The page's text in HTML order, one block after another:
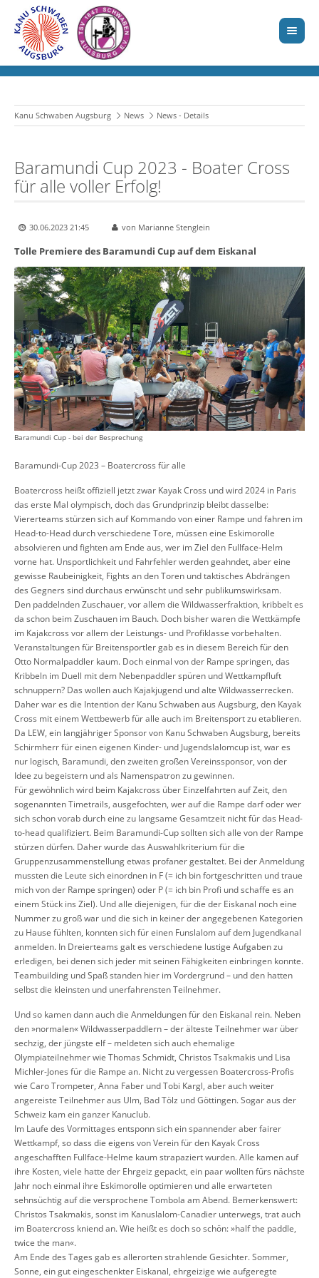
Kanu Schwaben Augsburg News News - Details
Baramundi Cup 2023 - Boater Cross
für alle voller Erfolg!
30.06.2023 21:45 von Marianne Stenglein
Tolle Premiere des Baramundi Cup auf dem Eiskanal
Baramundi Cup - bei der Besprechung
Baramundi-Cup 2023 – Boatercross für alle
Boatercross heißt offiziell jetzt zwar Kayak Cross und wird 2024 in Paris
das erste Mal olympisch, doch das Grundprinzip bleibt dasselbe:
Viererteams stürzen sich auf Kommando von einer Rampe und fahren im
Head-to-Head durch verschiedene Tore, müssen eine Eskimorolle
absolvieren und fighten am Ende aus, wer im Ziel den Fullface-Helm
vorne hat. Unsportlichkeit und Fahrfehler werden geahndet, aber eine
gewisse Raubeinigkeit, Fights an den Toren und taktisches Abdrängen
des Gegners sind durchaus erwünscht und sehr publikumswirksam.
Den paddelnden Zuschauer, vor allem die Wildwasserfraktion, kribbelt es
da schon beim Zuschauen im Bauch. Doch bisher waren die Wettkämpfe
im Kajakcross vor allem der Leistungs- und Profiklasse vorbehalten.
Veranstaltungen für Breitensportler gab es in diesem Bereich für den
Otto Normalpaddler kaum. Doch einmal von der Rampe springen, das
Kribbeln im Duell mit dem Nebenpaddler spüren und Wettkampfluft
schnuppern? Das wollen auch Kajakjugend und alte Wildwasserrecken.
Daher war es die Intention der Kanu Schwaben aus Augsburg, den Kayak
Cross mit einem Wettbewerb für alle auch im Breitensport zu etablieren.
Da LEW, ein langjähriger Sponsor von Kanu Schwaben Augsburg, bereits
Schirmherr für einen eigenen Kinder- und Jugendslalomcup ist, war es
nur logisch, Baramundi, den zweiten großen Vereinssponsor, von der
Idee zu begeistern und als Namenspatron zu gewinnen.
Für gewöhnlich wird beim Kajakcross über Einzelfahrten auf Zeit, den
sogenannten Timetrails, ausgefochten, wer auf die Rampe darf oder wer
sich schon vorab durch eine zu langsame Gesamtzeit nicht für das Head-
to-head qualifiziert. Beim Baramundi-Cup sollten sich alle von der Rampe
stürzen dürfen. Daher wurde das Auswahlkriterium für die
Gruppenzusammenstellung etwas profaner gestaltet. Bei der Anmeldung
mussten die Leute sich einordnen in F (= ich bin fortgeschritten und traue
mich von der Rampe springen) oder P (= ich bin Profi und schaffe es an
einem Stück ins Ziel). Und alle diejenigen, für die der Eiskanal noch eine
Nummer zu groß war und die sich in keiner der angegebenen Kategorien
zu Hause fühlten, konnten sich für einen Funslalom auf dem Jugendkanal
anmelden. In Dreierteams galt es verschiedene lustige Aufgaben zu
erledigen, bei denen sich jeder mit seinen Fähigkeiten einbringen konnte.
Teambuilding und Spaß standen hier im Vordergrund – und den hatten
selbst die kleinsten und unerfahrensten Teilnehmer.
Und so kamen dann auch die Anmeldungen für den Eiskanal rein. Neben
den »normalen« Wildwasserpaddlern – der älteste Teilnehmer war über
sechzig, der jüngste elf – meldeten sich auch ehemalige
Olympiateilnehmer wie Thomas Schmidt, Christos Tsakmakis und Lisa
Michler-Jones für die Rampe an. Nicht zu vergessen Boatercross-Profis
wie Caro Trompeter, Anna Faber und Tobi Kargl, aber auch weiter
angereiste Teilnehmer aus Ulm, Bad Tölz und Göttingen. Sogar aus der
Schweiz kam ein ganzer Kanuclub.
Im Laufe des Vormittages entsponn sich ein spannender aber fairer
Wettkampf, so dass die eigens von Verein für den Kayak Cross
angeschafften Fullface-Helme kaum strapaziert wurden. Alle kamen auf
ihre Kosten, viele hatte der Ehrgeiz gepackt, ein paar wollten fürs nächste
Jahr noch einmal ihre Eskimorolle optimieren und alle erwarteten
sehnsüchtig auf die versprochene Tombola am Abend. Bemerkenswert:
Christos Tsakmakis, sonst im Kanuslalom-Canadier unterwegs, trat auch
im Boatercross kniend an. Wie heißt es doch so schön: »half the paddle,
twice the man«.
Am Ende des Tages gab es allerorten strahlende Gesichter. Sommer,
Sonne, ein gut eingeschenkter Eiskanal, ehrgeizige wie aufgeregte